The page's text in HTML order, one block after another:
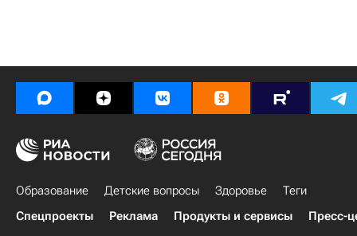
Образование Детские вопросы Здоровье
Теги
Спецпроекты
Реклама Продукты и сервисы Пресс-